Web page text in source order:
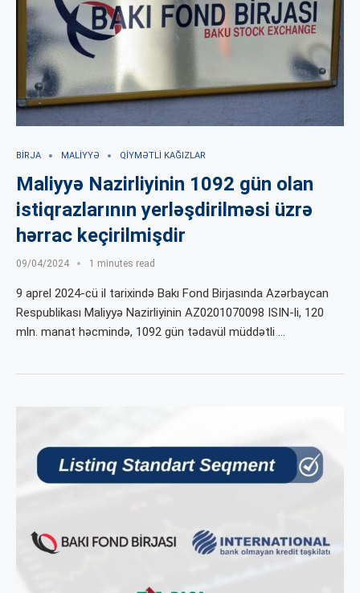
BIRJA MALIYYƏ QIYMƏTLI KAĞIZLAR
Maliyyə Nazirliyinin 1092 gün olan
istiqrazlarının yerləşdirilməsi üzrə
hərrac keçirilmişdir
09/04/2024 1 minutes read
9 aprel 2024-cü il tarixində Bakı Fond Birjasında Azərbaycan
Respublikası Maliyyə Nazirliyinin AZ0201070098 ISIN-li, 120
mln. manat həcmində, 1092 gün tədavül müddətli …